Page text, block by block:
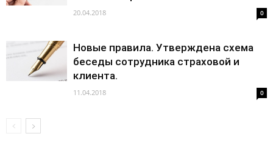
20.04.2018 0
Новые правила. Утверждена схема
беседы сотрудника страховой и
клиента.
11.04.2018 0